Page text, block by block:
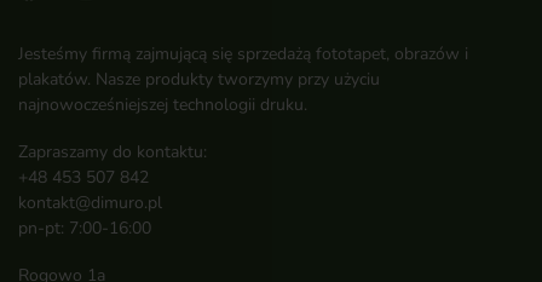
Jesteśmy firmą zajmującą się sprzedażą fototapet, obrazów i
plakatów. Nasze produkty tworzymy przy użyciu
najnowocześniejszej technologii druku.
Zapraszamy do kontaktu:
+48 453 507 842
kontakt@dimuro.pl
pn-pt: 7:00-16:00
Rogowo 1a